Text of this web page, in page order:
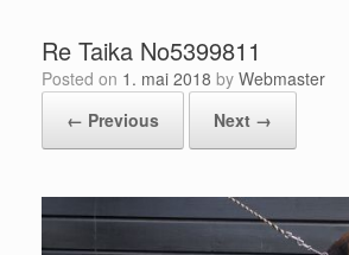
Re Taika No5399811
Posted on 1. mai 2018 by Webmaster
← Previous
Next →